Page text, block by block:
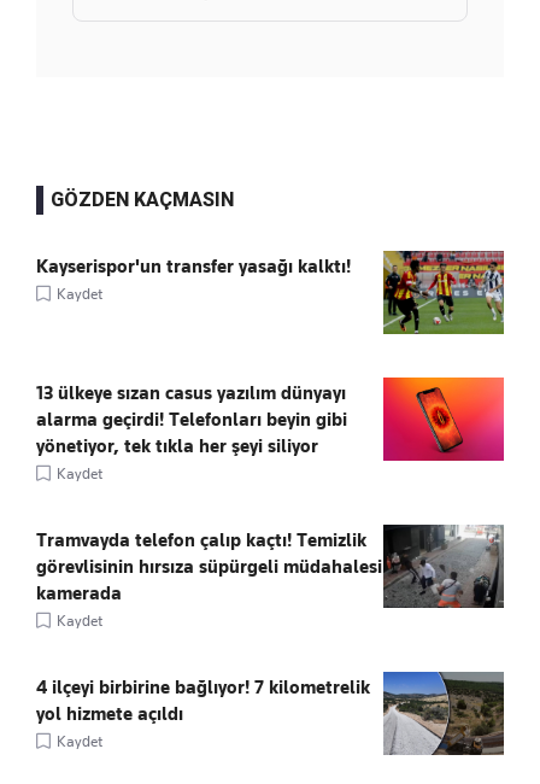
GÖZDEN KAÇMASIN
Kayserispor'un transfer yasağı kalktı!
Kaydet
13 ülkeye sızan casus yazılım dünyayı
alarma geçirdi! Telefonları beyin gibi
yönetiyor, tek tıkla her şeyi siliyor
Kaydet
Tramvayda telefon çalıp kaçtı! Temizlik
görevlisinin hırsıza süpürgeli müdahalesi
kamerada
Kaydet
4 ilçeyi birbirine bağlıyor! 7 kilometrelik
yol hizmete açıldı
Kaydet